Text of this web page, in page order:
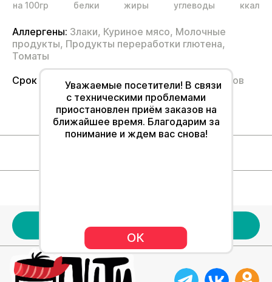
на 100гр белки жиры углеводы ккал
Аллергены: Злаки, Куриное мясо, Молочные
продукты, Продукты переработки глютена,
Томаты
Срок годностиот 2°С до 6°С не более 12 часов
Акции
Уважаемые посетители! В связи
с техническими проблемами
приостановлен приём заказов на
ближайшее время. Благодарим за
понимание и ждем вас снова!
ОК